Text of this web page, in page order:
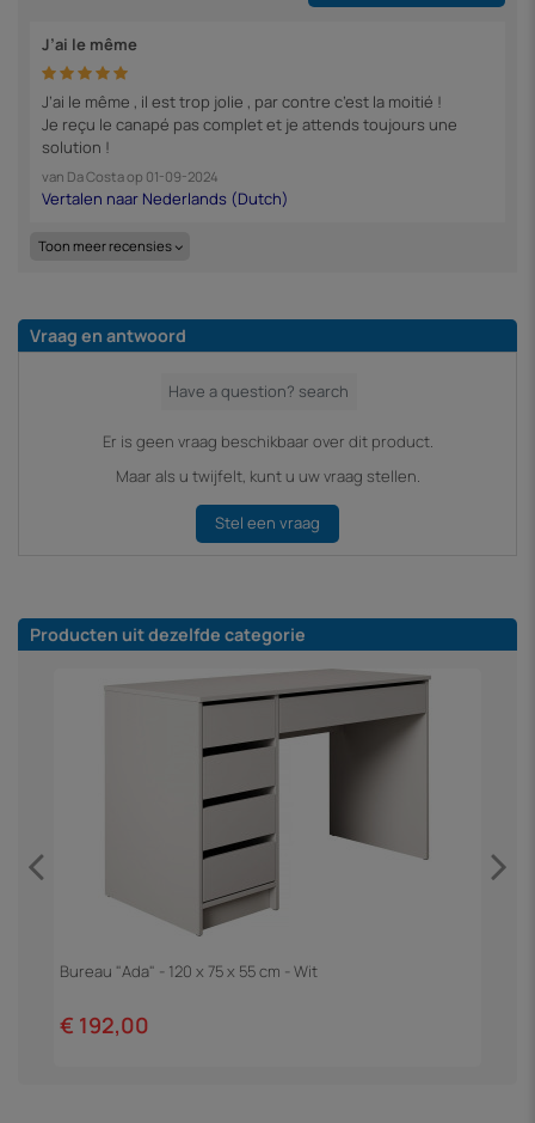
J’ai le même
J’ai le même , il est trop jolie , par contre c’est la moitié !
Je reçu le canapé pas complet et je attends toujours une
solution !
van Da Costaop 01-09-2024
Toon meer recensies
Vraag en antwoord
Er is geen vraag beschikbaar over dit product.
Maar als u twijfelt, kunt u uw vraag stellen.
Stel een vraag
Producten uit dezelfde categorie
Bureau "Ada" - 120 x 75 x 55 cm - Wit
€ 192,00